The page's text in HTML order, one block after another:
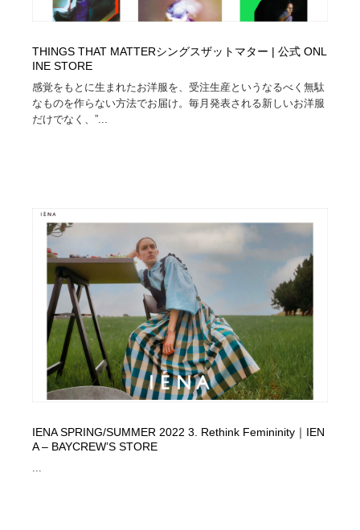
THINGS THAT MATTERシングスザットマター | 公式 ONL
INE STORE
感覚をもとに生まれたお洋服を、受注生産というなるべく無駄
なものを作らない方法でお届け。毎月発表される新しいお洋服
だけでなく、”...
IENA SPRING/SUMMER 2022 3. Rethink Femininity｜IEN
A – BAYCREW’S STORE